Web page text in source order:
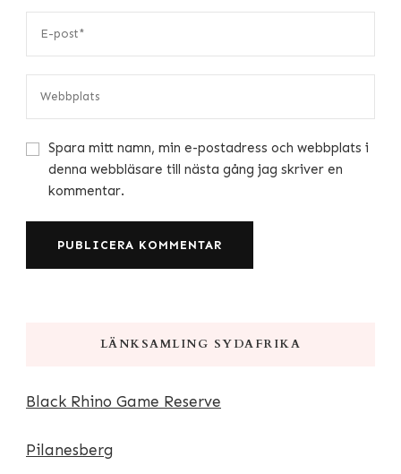
Spara mitt namn, min e-postadress och webbplats i
denna webbläsare till nästa gång jag skriver en
kommentar.
LÄNKSAMLING SYDAFRIKA
Black Rhino Game Reserve
Pilanesberg